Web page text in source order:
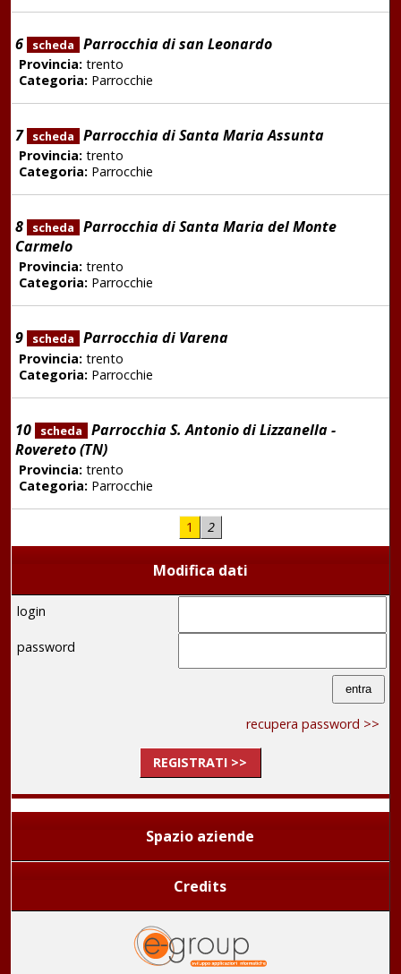
6 scheda Parrocchia di san Leonardo
Provincia:trento
Categoria:Parrocchie
7 scheda Parrocchia di Santa Maria Assunta
Provincia:trento
Categoria:Parrocchie
8 scheda
Parrocchia di Santa Maria del Monte
Carmelo
Provincia:trento
Categoria:Parrocchie
9 scheda Parrocchia di Varena
Provincia:trento
Categoria:Parrocchie
10 scheda
Parrocchia S. Antonio di Lizzanella -
Rovereto (TN)
Provincia:trento
Categoria:Parrocchie
1 2
Modifica dati
login
password
recupera password >>
REGISTRATI >>
Spazio aziende
Credits